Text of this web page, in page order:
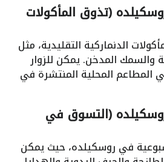
(تذوق المأكولات
الدنماركية التقليدية، مثل
والسمك المدخن. يمكن للزوار
المطاعم المحلية المنتشرة في
(التسوق في
في روسكيلده، حيث يمكن